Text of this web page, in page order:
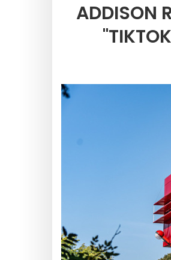
ADDISON